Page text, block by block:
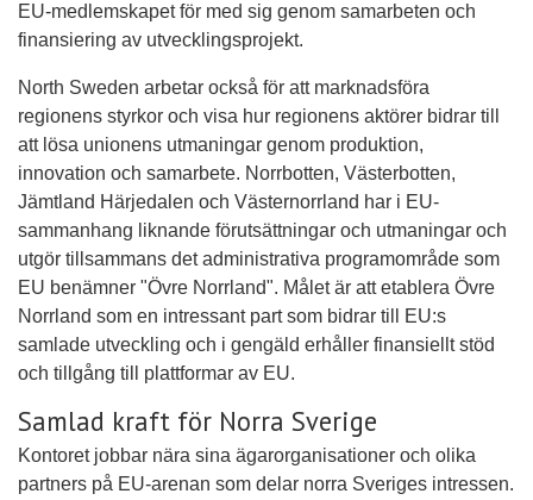
EU-medlemskapet för med sig genom samarbeten och
finansiering av utvecklingsprojekt.
North Sweden arbetar också för att marknadsföra
regionens styrkor och visa hur regionens aktörer bidrar till
att lösa unionens utmaningar genom produktion,
innovation och samarbete. Norrbotten, Västerbotten,
Jämtland Härjedalen och Västernorrland har i EU-
sammanhang liknande förutsättningar och utmaningar och
utgör tillsammans det administrativa programområde som
EU benämner "Övre Norrland". Målet är att etablera Övre
Norrland som en intressant part som bidrar till EU:s
samlade utveckling och i gengäld erhåller finansiellt stöd
och tillgång till plattformar av EU.
Samlad kraft för Norra Sverige
Kontoret jobbar nära sina ägarorganisationer och olika
partners på EU-arenan som delar norra Sveriges intressen.